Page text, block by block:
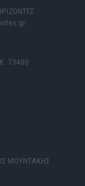
73400
ΜΟΥΝΤΑΚΗΣ